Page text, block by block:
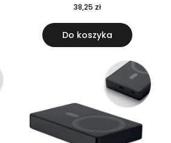
38,25 zł
Do koszyka